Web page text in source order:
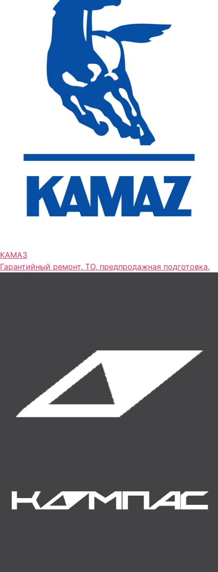
КАМАЗ
Гарантийный ремонт, ТО, предпродажная подготовка.